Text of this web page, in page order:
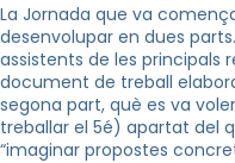
La Jornada que va
desenvolupar en dues
assistents de les principals
document de treball
segona part, què es va
treballar el 5é) apartat del
“imaginar propostes